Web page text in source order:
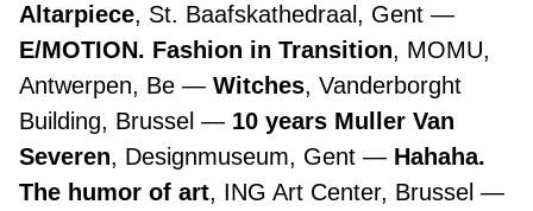
Altarpiece, St. Baafskathedraal, Gent
E/MOTION. Fashion in Transition, MOMU,
Antwerpen, Be
Witches, Vanderborght
Building, Brussel
10 years Muller Van
Severen, Designmuseum, Gent
Hahaha.
The humor of art, ING Art Center, Brussel